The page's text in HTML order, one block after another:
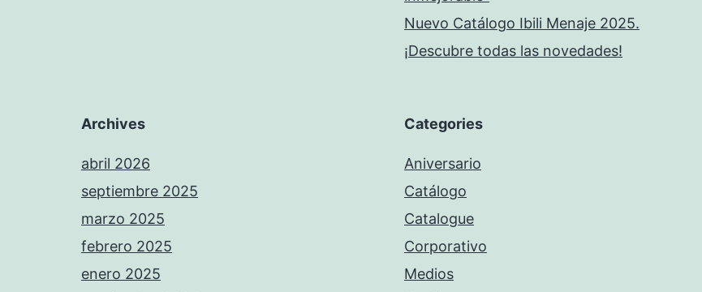
Nuevo Catálogo Ibili Menaje 2025.
¡Descubre todas las novedades!
Archives
abril 2026
septiembre 2025
marzo 2025
febrero 2025
enero 2025
Categories
Aniversario
Catálogo
Catalogue
Corporativo
Medios